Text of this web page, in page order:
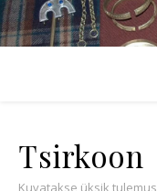
Tsirkoon
Kuvatakse üksik tulemus